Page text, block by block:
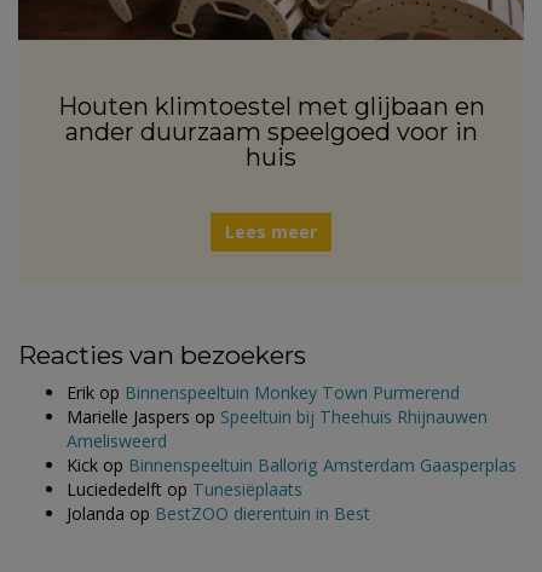
Houten klimtoestel met glijbaan en
ander duurzaam speelgoed voor in
huis
Lees meer
Reacties van bezoekers
Erik op Binnenspeeltuin Monkey Town Purmerend
Marielle Jaspers op Speeltuin bij Theehuis Rhijnauwen
Amelisweerd
Kick op Binnenspeeltuin Ballorig Amsterdam Gaasperplas
Luciededelft op Tunesiëplaats
Jolanda op BestZOO dierentuin in Best